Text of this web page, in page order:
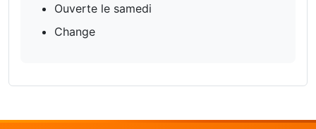
Ouverte le samedi
Change